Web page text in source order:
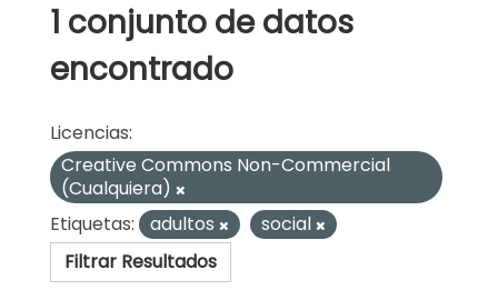
1 conjunto de datos
encontrado
Licencias:
Creative Commons Non-Commercial
(Cualquiera)
Etiquetas:
adultos
social
Filtrar Resultados